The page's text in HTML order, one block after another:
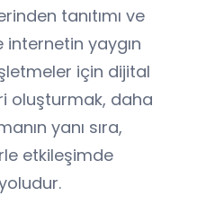
tanıtımı ve
internetin yaygın
için dijital
oluşturmak, daha
yanı sıra,
etkileşimde